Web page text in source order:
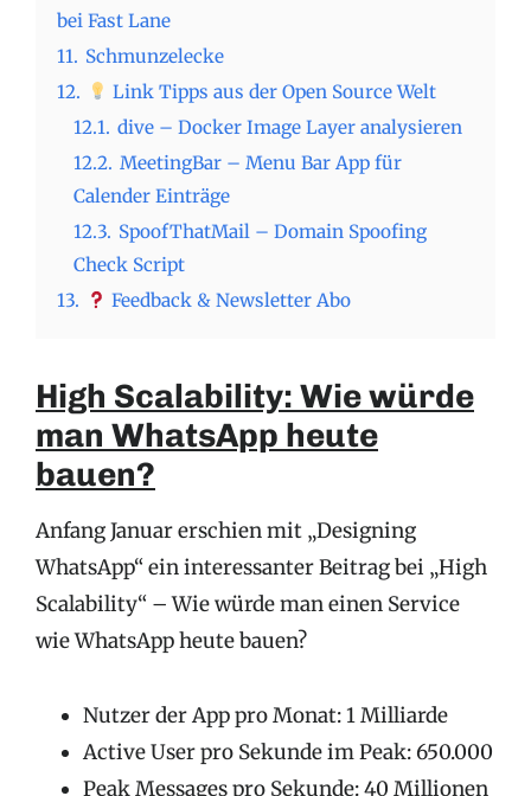
bei Fast Lane
11. Schmunzelecke
12.
Link Tipps aus der Open Source Welt
12.1. dive – Docker Image Layer analysieren
12.2. MeetingBar – Menu Bar App für
Calender Einträge
12.3. SpoofThatMail – Domain Spoofing
Check Script
13.
Feedback & Newsletter Abo
High Scalability: Wie würde
man WhatsApp heute
bauen?
Anfang Januar erschien mit „Designing
WhatsApp“ ein interessanter Beitrag bei „High
Scalability“ – Wie würde man einen Service
wie WhatsApp heute bauen?
Nutzer der App pro Monat: 1 Milliarde
Active User pro Sekunde im Peak: 650.000
Peak Messages pro Sekunde: 40 Millionen